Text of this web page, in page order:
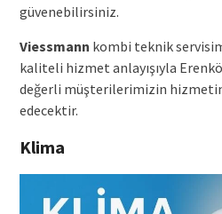
güvenebilirsiniz.
Viessmann kombi teknik
kaliteli hizmet anlayışıyla
değerli müşterilerimizin
edecektir.
Klima